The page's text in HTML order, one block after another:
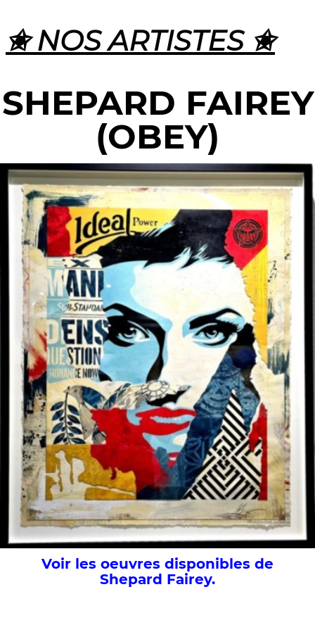
✬ NOS ARTISTES ✬
SHEPARD FAIREY
(OBEY)
Voir les oeuvres disponibles de
Shepard Fairey.